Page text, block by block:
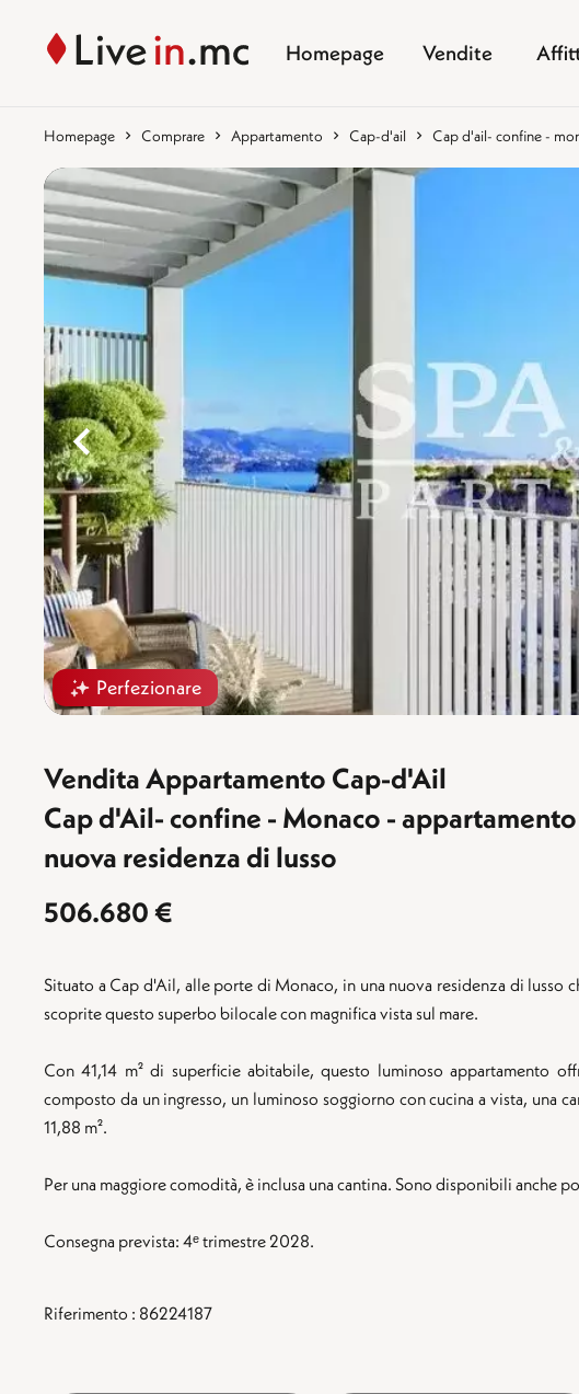
Homepage Vendite
Homepage Comprare Appartamento Cap-d'ail Cap d'ail- confine -
Perfezionare
%}
Vendita Appartamento Cap-d'Ail
Cap d'Ail- confine - Monaco -
nuova residenza di lusso
506.680 €
Situato a Cap d'Ail, alle porte di Monaco, in una nuova residenza di lusso
scoprite questo superbo bilocale con magnifica vista sul mare.
Con 41,14 m² di superficie abitabile, questo luminoso appartamento
composto da un ingresso, un luminoso soggiorno con cucina a vista, una
11,88 m².
Per una maggiore comodità, è inclusa una cantina. Sono disponibili anche
Consegna prevista: 4ᵉ trimestre 2028.
Riferimento : 86224187